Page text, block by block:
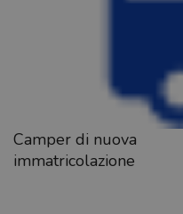
Camper di nuova
immatricolazione